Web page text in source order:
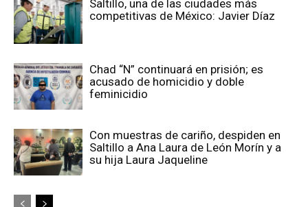
Saltillo, una de las ciudades más
competitivas de México: Javier Díaz
Chad “N” continuará en prisión; es
acusado de homicidio y doble
feminicidio
Con muestras de cariño, despiden en
Saltillo a Ana Laura de León Morín y a
su hija Laura Jaqueline